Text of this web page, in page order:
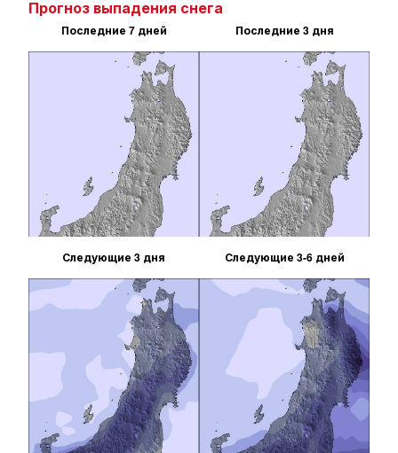
Прогноз выпадения снега
Последние 7 дней Последние 3 дня
Следующие 3 дня Следующие 3-6 дней